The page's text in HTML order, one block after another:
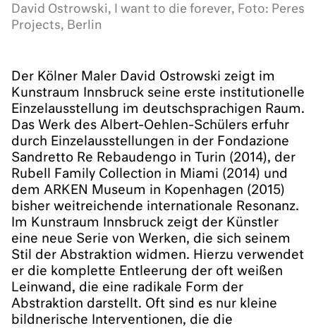
David Ostrowski, I want to die forever, Foto: Peres
Projects, Berlin
Der Kölner Maler David Ostrowski zeigt im
Kunstraum Innsbruck seine erste institutionelle
Einzelausstellung im deutschsprachigen Raum.
Das Werk des Albert-Oehlen-Schülers erfuhr
durch Einzelausstellungen in der Fondazione
Sandretto Re Rebaudengo in Turin (2014), der
Rubell Family Collection in Miami (2014) und
dem ARKEN Museum in Kopenhagen (2015)
bisher weitreichende internationale Resonanz.
Im Kunstraum Innsbruck zeigt der Künstler
eine neue Serie von Werken, die sich seinem
Stil der Abstraktion widmen. Hierzu verwendet
er die komplette Entleerung der oft weißen
Leinwand, die eine radikale Form der
Abstraktion darstellt. Oft sind es nur kleine
bildnerische Interventionen, die die